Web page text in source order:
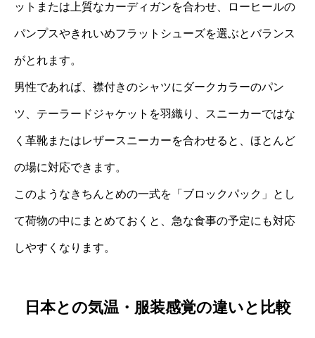
ットまたは上質なカーディガンを合わせ、ローヒールの
パンプスやきれいめフラットシューズを選ぶとバランス
がとれます。
男性であれば、襟付きのシャツにダークカラーのパン
ツ、テーラードジャケットを羽織り、スニーカーではな
く革靴またはレザースニーカーを合わせると、ほとんど
の場に対応できます。
このようなきちんとめの一式を「ブロックパック」とし
て荷物の中にまとめておくと、急な食事の予定にも対応
しやすくなります。
日本との気温・服装感覚の違いと比較